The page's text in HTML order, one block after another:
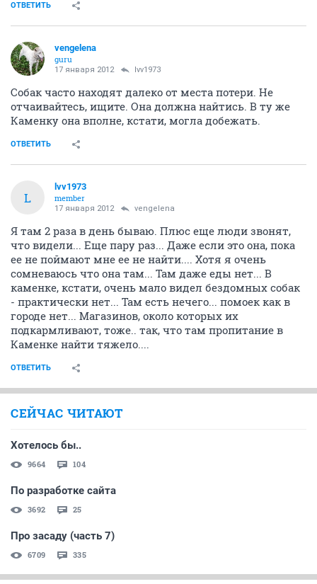
ОТВЕТИТЬ
vengelena
guru
17 января 2012 lvv1973
Собак часто находят далеко от места потери. Не
отчаивайтесь, ищите. Она должна найтись. В ту же
Каменку она вполне, кстати, могла добежать.
ОТВЕТИТЬ
L
lvv1973
member
17 января 2012 vengelena
Я там 2 раза в день бываю. Плюс еще люди звонят,
что видели... Еще пару раз... Даже если это она, пока
ее не поймают мне ее не найти.... Хотя я очень
сомневаюсь что она там... Там даже еды нет... В
каменке, кстати, очень мало видел бездомных собак
- практически нет... Там есть нечего... помоек как в
городе нет... Магазинов, около которых их
подкармливают, тоже.. так, что там пропитание в
Каменке найти тяжело....
ОТВЕТИТЬ
СЕЙЧАС ЧИТАЮТ
Хотелось бы..
9664 104
По разработке сайта
3692 25
Про засаду (часть 7)
6709 335